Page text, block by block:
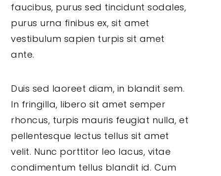
faucibus, purus sed tincidunt sodales,
purus urna finibus ex, sit amet
vestibulum sapien turpis sit amet
ante.
Duis sed laoreet diam, in blandit sem.
In fringilla, libero sit amet semper
rhoncus, turpis mauris feugiat nulla, et
pellentesque lectus tellus sit amet
velit. Nunc porttitor leo lacus, vitae
condimentum tellus blandit id. Cum